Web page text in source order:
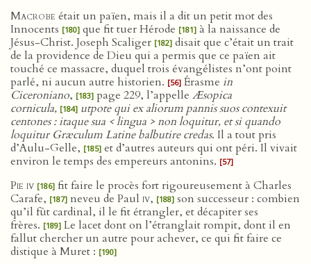
Macrobe était un païen, mais il a dit un petit mot des
Innocents [180] que fit tuer Hérode [181] à la naissance de
Jésus-Christ. Joseph Scaliger [182] disait que c’était un trait
de la providence de Dieu qui a permis que ce païen ait
touché ce massacre, duquel trois évangélistes n’ont point
parlé, ni aucun autre historien. [56] Érasme in
Ciceroniano, [183] page 229, l’appelle Æsopica
cornicula, [184] utpote qui ex aliorum pannis suos contexuit
centones : itaque sua < lingua > non loquitur, et si quando
loquitur Græculum Latine balbutire credas. Il a tout pris
d’Aulu-Gelle, [185] et d’autres auteurs qui ont péri. Il vivait
environ le temps des empereurs antonins. [57]
Pie iv [186] fit faire le procès fort rigoureusement à Charles
Carafe, [187] neveu de Paul iv, [188] son successeur : combien
qu’il fût cardinal, il le fit étrangler, et décapiter ses
frères. [189] Le lacet dont on l’étranglait rompit, dont il en
fallut chercher un autre pour achever, ce qui fit faire ce
distique à Muret : [190]